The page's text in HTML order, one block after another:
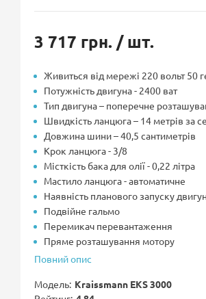
3 717 грн. / шт.
Живиться від мережі 220 вольт 50
Потужність двигуна - 2400 ват
Тип двигуна – поперечне
Швидкість ланцюга – 14 метрів за
Довжина шини – 40,5 сантиметрів
Крок ланцюга - 3/8
Місткість бака для олії - 0,22 літра
Мастило ланцюга - автоматичне
Наявність планового запуску
Подвійне гальмо
Перемикач перевантаження
Пряме розташування мотору
Повний опис
Модель Kraissmann EKS 3000